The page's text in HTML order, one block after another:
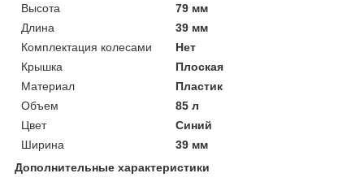
Высота
79 мм
Длина
39 мм
Комплектация колесами
Нет
Крышка
Плоская
Материал
Пластик
Объем
85 л
Цвет
Синий
Ширина
39 мм
Дополнительные характеристики